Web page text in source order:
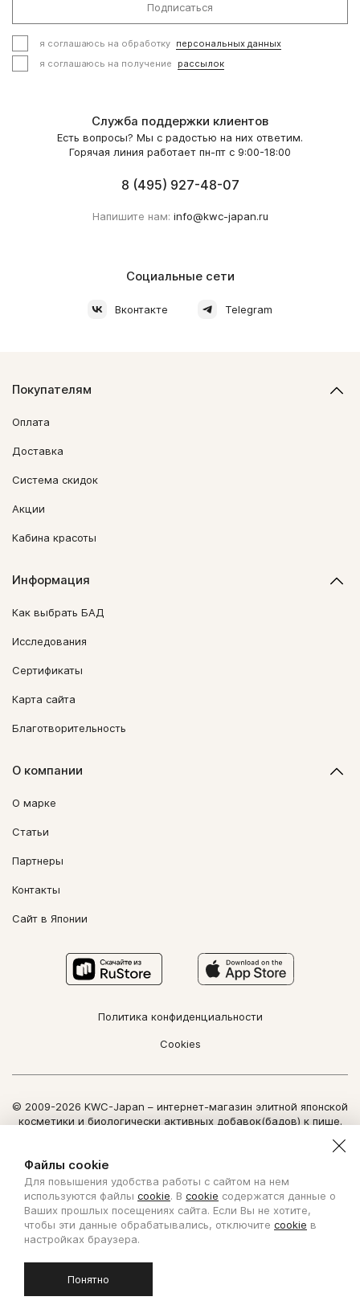
Подписаться
я соглашаюсь на обработку персональных данных
я соглашаюсь на получение
рассылок
Служба поддержки клиентов
Есть вопросы? Мы с радостью на них ответим.
Горячая линия работает пн-пт с 9:00-18:00
8 (495) 927-48-07
Напишите нам: info@kwc-japan.ru
Социальные сети
Вконтакте Telegram
Покупателям
Оплата
Доставка
Система скидок
Акции
Кабина красоты
Информация
Как выбрать БАД
Исследования
Сертификаты
Карта сайта
Благотворительность
О компании
О марке
Статьи
Партнеры
Контакты
Сайт в Японии
Политика конфиденциальности
Cookies
© 2009-2026 KWC-Japan – интернет-магазин элитной японской
косметики и биологически активных добавок(бадов) к пище.
Использование информации сайта возможно только по
Copyright Nozomi Direct 2011. All rights reserved. The use of the
information is possible only by written permit from Nozomi Direct.
Создано с ❤ в KISLOROD
Файлы cookie
Для повышения удобства работы с сайтом на нем
используются файлы cookie. В cookie содержатся данные о
Ваших прошлых посещениях сайта. Если Вы не хотите,
чтобы эти данные обрабатывались, отключите cookie в
настройках браузера.
Понятно